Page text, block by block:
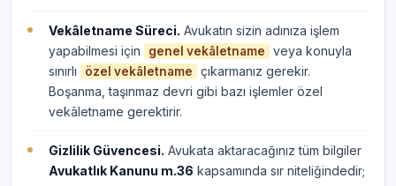
Vekâletname Süreci. Avukatın sizin adınıza işlem
yapabilmesi için
genel vekâletname
veya konuyla
sınırlı
özel vekâletname
çıkarmanız gerekir.
Boşanma, taşınmaz devri gibi bazı işlemler özel
vekâletname gerektirir.
Gizlilik Güvencesi. Avukata aktaracağınız tüm bilgiler
Avukatlık Kanunu m.36 kapsamında sır niteliğindedir;